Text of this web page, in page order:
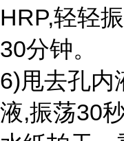
HRP,轻轻
30分钟。
6)甩去孔内
液,振荡30